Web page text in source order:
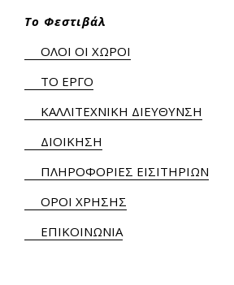
Το Φεστιβάλ
ΟΛΟΙ ΟΙ ΧΩΡΟΙ
ΤΟ ΕΡΓΟ
ΚΑΛΛΙΤΕΧΝΙΚΗ ΔΙΕΥΘΥΝΣΗ
ΔΙΟΙΚΗΣΗ
ΠΛΗΡΟΦΟΡΙΕΣ ΕΙΣΙΤΗΡΙΩΝ
ΟΡΟΙ ΧΡΗΣΗΣ
ΕΠΙΚΟΙΝΩΝΙΑ